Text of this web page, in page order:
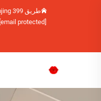
طريق Panjing 399، منطقة Baoshan، شنغهاي
[email protected]